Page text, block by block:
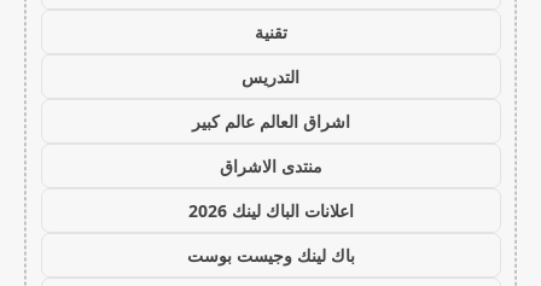
تقنية
التدريس
اشراق العالم عالم كبير
منتدى الاشراق
اعلانات الباك لينك 2026
باك لينك وجيست بوست